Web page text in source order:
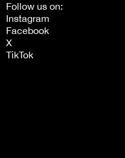
Follow us on:
Instagram
Facebook
X
TikTok